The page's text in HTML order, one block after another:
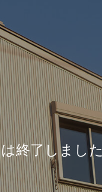
終了しました